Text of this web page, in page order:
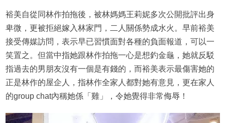
裕美自從同林作拍拖後，被林媽媽王莉妮多次公開批評出身
卑微，更被拒絕嫁入林家門，二人關係勢成水火。早前裕美
接受傳媒訪問，表示早已習慣面對各種的負面報道，可以一
笑置之。但當中指她跟林作拍拖一心是想釣金龜，她就反駁
指過去的男朋友沒有一個是有錢的，而裕美表示最傷害她的
正是林作的屋企人，指林作全家人都對她有意見，更在家人
的group chat內稱她係「雞」，令她覺得非常侮辱！